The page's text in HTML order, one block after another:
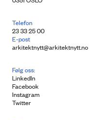
Telefon
23 33 25 00
E-post
arkitektnytt@arkitektnytt.no
Følg oss:
LinkedIn
Facebook
Instagram
Twitter